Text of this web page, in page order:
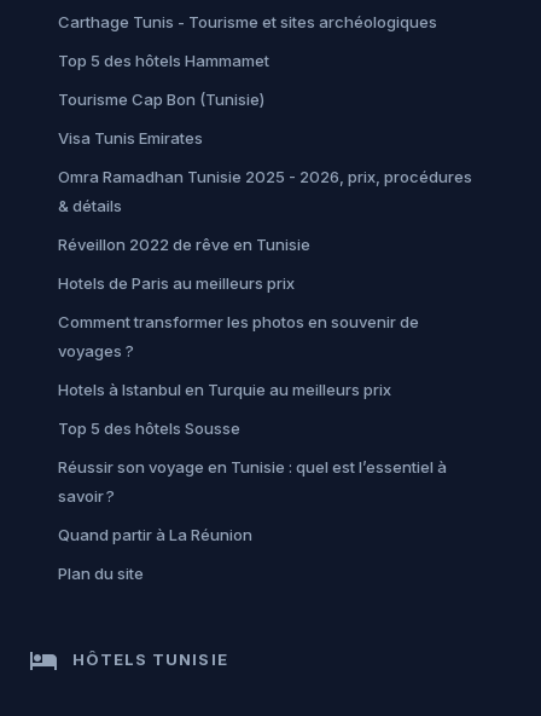
Carthage Tunis - Tourisme et sites archéologiques
Top 5 des hôtels Hammamet
Tourisme Cap Bon (Tunisie)
Visa Tunis Emirates
Omra Ramadhan Tunisie 2025 - 2026, prix, procédures
& détails
Réveillon 2022 de rêve en Tunisie
Hotels de Paris au meilleurs prix
Comment transformer les photos en souvenir de
voyages ?
Hotels à Istanbul en Turquie au meilleurs prix
Top 5 des hôtels Sousse
Réussir son voyage en Tunisie : quel est l’essentiel à
savoir ?
Quand partir à La Réunion
Plan du site
hotel HÔTELS TUNISIE